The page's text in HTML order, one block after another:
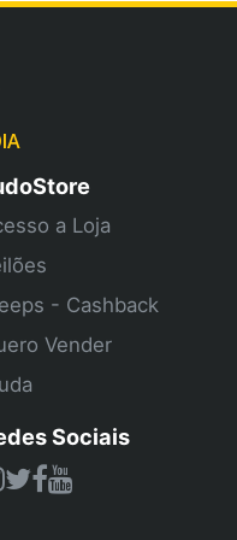
a Loja
- Cashback
Vender
Sociais